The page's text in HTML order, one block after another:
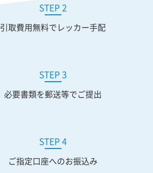
STEP 2
引取費用無料でレッカー手配
STEP 3
必要書類を郵送等でご提出
STEP 4
ご指定口座へのお振込み